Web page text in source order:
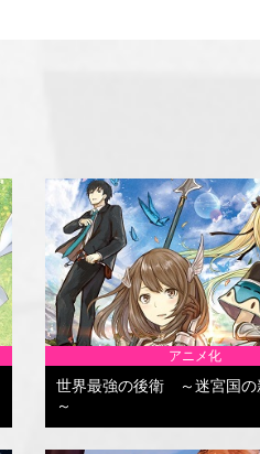
アニメ化
世界最強の後衛 ～迷宮国の
～